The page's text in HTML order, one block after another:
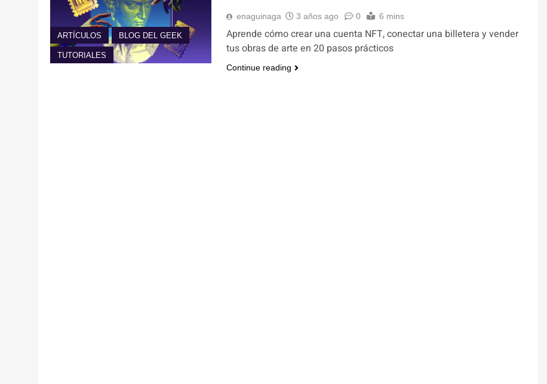
ARTÍCULOS BLOG DEL GEEK
TUTORIALES
enaguinaga 3 años ago 0 6 mins
Aprende cómo crear una cuenta NFT, conectar una billetera y vender
tus obras de arte en 20 pasos prácticos
Continue reading